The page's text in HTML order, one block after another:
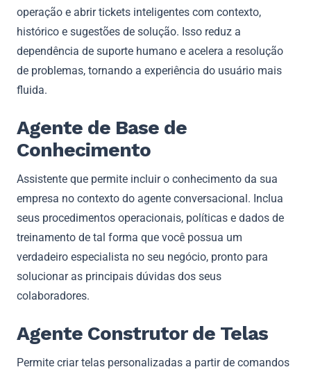
operação e abrir tickets inteligentes com contexto,
histórico e sugestões de solução. Isso reduz a
dependência de suporte humano e acelera a resolução
de problemas, tornando a experiência do usuário mais
fluida.
Agente de Base de
Conhecimento
Assistente que permite incluir o conhecimento da sua
empresa no contexto do agente conversacional. Inclua
seus procedimentos operacionais, políticas e dados de
treinamento de tal forma que você possua um
verdadeiro especialista no seu negócio, pronto para
solucionar as principais dúvidas dos seus
colaboradores.
Agente Construtor de Telas
Permite criar telas personalizadas a partir de comandos